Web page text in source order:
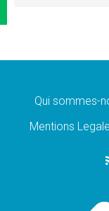
de
le
Qui sommes-
Mentions